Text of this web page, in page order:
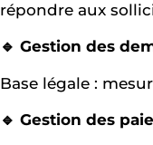
répondre aux
🔹 Gestion des
Base légale :
🔹 Gestion des